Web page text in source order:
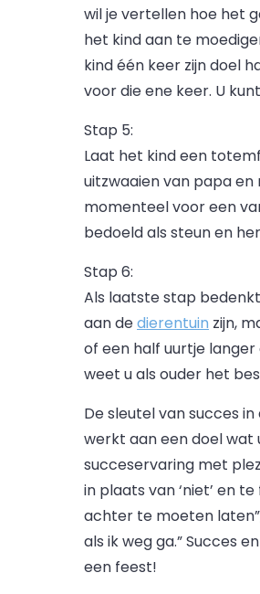
wil je vertellen hoe het
het kind aan te
kind één keer zijn doel
voor die ene keer. U
Stap 5:
Laat het kind een
uitzwaaien van papa en
momenteel voor een
bedoeld als steun en
Stap 6:
Als laatste stap
aan dedierentuin zijn,
of een half uurtje
weet u als ouder het
De sleutel van succes
werkt aan een doel wat
succeservaring met
in plaats van ‘niet’ en
achter te moeten
als ik weg ga.” Succes
een feest!